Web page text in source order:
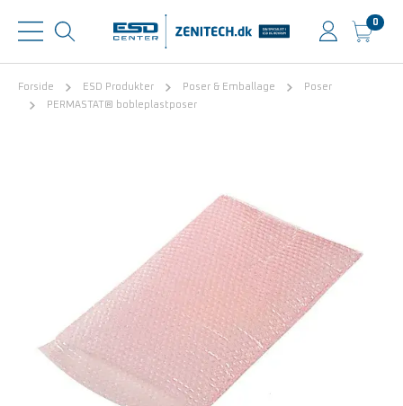
0
Forside ESD Produkter Poser & Emballage
Poser
PERMASTAT® bobleplastposer